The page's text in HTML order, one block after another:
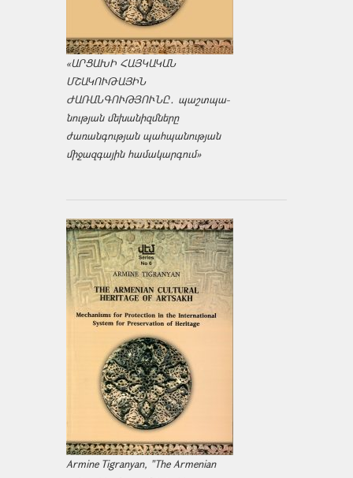
«ԱՐՑԱԽԻ ՀԱՅԿԱԿԱՆ
ՄՇԱԿՈՒԹԱՅԻՆ
ԺԱՌԱՆԳՈՒԹՅՈՒՆԸ․ պաշտպա­
նության մեխանիզմները
ժառանգության պահպանության
միջազ­գային համակարգում»
Armine Tigranyan, "The Armenian